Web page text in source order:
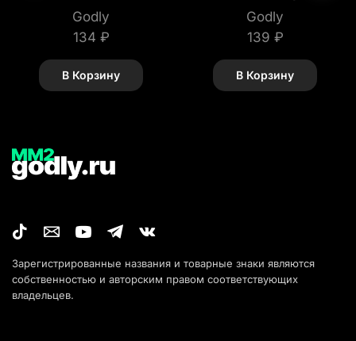
Godly
134 ₽
В Корзину
Godly
139 ₽
В Корзину
Зарегистрированные названия и товарные знаки являются
собственностью и авторским правом соответствующих
владельцев.